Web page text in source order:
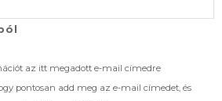
az itt megadott e-mail címedre
pontosan add meg az e-mail címedet, és